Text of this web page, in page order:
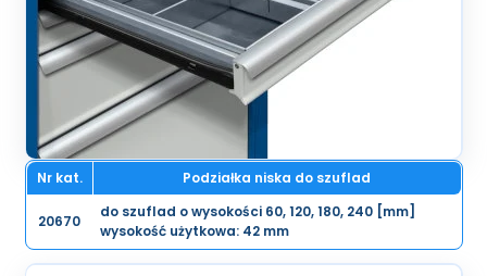
Nr kat. Podziałka niska do szuflad
20670
do szuflad o wysokości 60, 120, 180, 240 [mm]
wysokość użytkowa: 42 mm